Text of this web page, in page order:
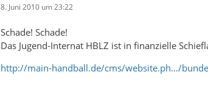
8. Juni 2010 um 23:22
Schade! Schade!
Das Jugend-Internat HBLZ ist in finanzielle
http://main-handball.de/cms/website.ph…/